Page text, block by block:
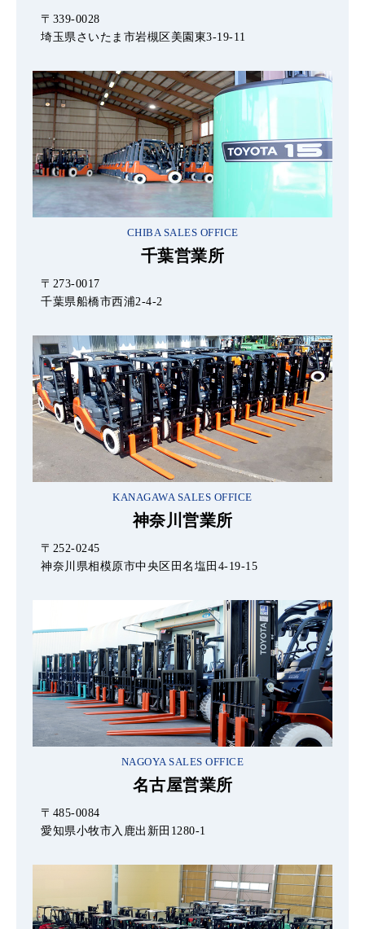
〒339-0028
埼玉県さいたま市岩槻区美園東3-19-11
CHIBA SALES OFFICE
千葉営業所
〒273-0017
千葉県船橋市西浦2-4-2
KANAGAWA SALES OFFICE
神奈川営業所
〒252-0245
神奈川県相模原市中央区田名塩田4-19-15
NAGOYA SALES OFFICE
名古屋営業所
〒485-0084
愛知県小牧市入鹿出新田1280-1